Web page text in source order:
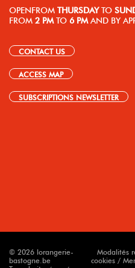
OPEN FROM THURSDAY TO
FROM 2 PM TO 6 PM AND BY
CONTACT US
ACCESS MAP
SUBSCRIPTIONS NEWSLETTER
© 2026 lorangerie-
bastogne.be
Modalités
cookies /